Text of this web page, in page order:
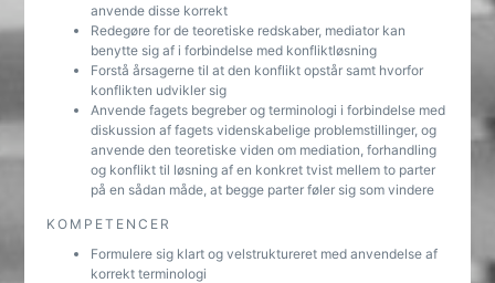
anvende disse korrekt
Redegøre for de teoretiske redskaber, mediator kan
benytte sig af i forbindelse med konfliktløsning
Forstå årsagerne til at den konflikt opstår samt hvorfor
konflikten udvikler sig
Anvende fagets begreber og terminologi i forbindelse med
diskussion af fagets videnskabelige problemstillinger, og
anvende den teoretiske viden om mediation, forhandling
og konflikt til løsning af en konkret tvist mellem to parter
på en sådan måde, at begge parter føler sig som vindere
KOMPETENCER
Formulere sig klart og velstruktureret med anvendelse af
korrekt terminologi